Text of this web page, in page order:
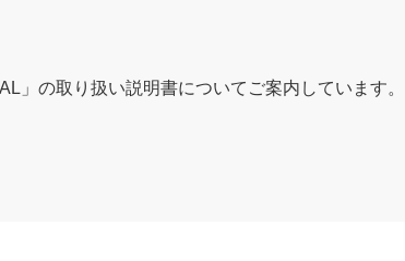
」の取り扱い説明書についてご案内しています。